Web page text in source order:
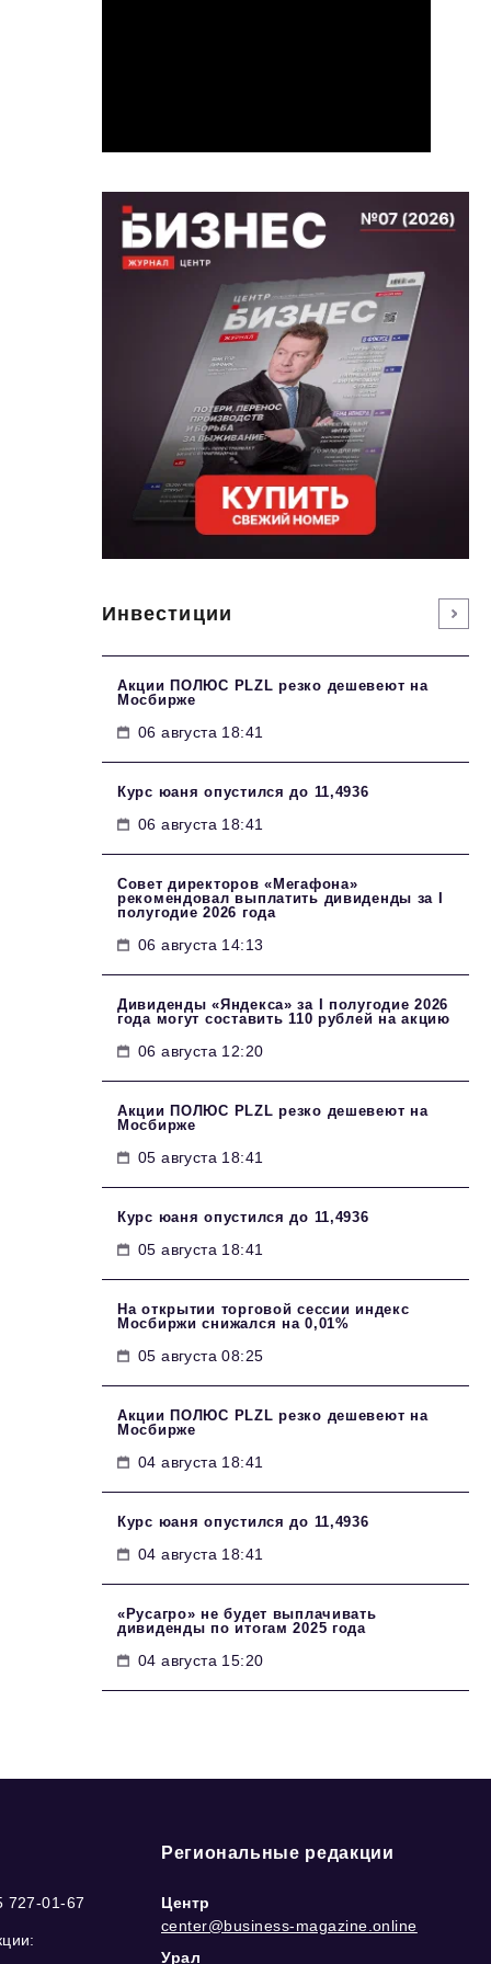
Инвестиции
Акции ПОЛЮС PLZL резко дешевеют на
Мосбирже
06 августа 18:41
Курс юаня опустился до 11,4936
06 августа 18:41
Совет директоров «Мегафона»
рекомендовал выплатить дивиденды за I
полугодие 2026 года
06 августа 14:13
Дивиденды «Яндекса» за I полугодие 2026
года могут составить 110 рублей на акцию
06 августа 12:20
Акции ПОЛЮС PLZL резко дешевеют на
Мосбирже
05 августа 18:41
Курс юаня опустился до 11,4936
05 августа 18:41
На открытии торговой сессии индекс
Мосбиржи снижался на 0,01%
05 августа 08:25
Акции ПОЛЮС PLZL резко дешевеют на
Мосбирже
04 августа 18:41
Курс юаня опустился до 11,4936
04 августа 18:41
«Русагро» не будет выплачивать
дивиденды по итогам 2025 года
04 августа 15:20
727-01-67
Региональные редакции
Центр
center@business-magazine.online
Урал